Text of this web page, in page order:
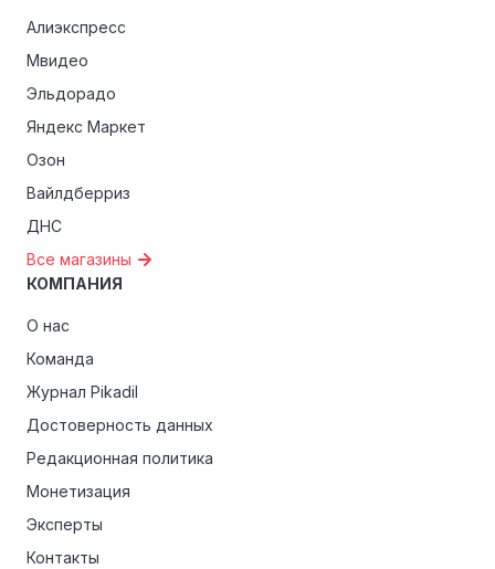
Алиэкспресс
Мвидео
Эльдорадо
Яндекс Маркет
Озон
Вайлдберриз
ДНС
Все магазины
КОМПАНИЯ
О нас
Команда
Журнал Pikadil
Достоверность данных
Редакционная политика
Монетизация
Эксперты
Контакты